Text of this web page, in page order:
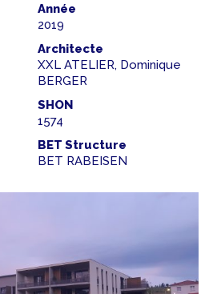
Année
2019
Architecte
XXL ATELIER, Dominique
BERGER
SHON
1574
BET Structure
BET RABEISEN